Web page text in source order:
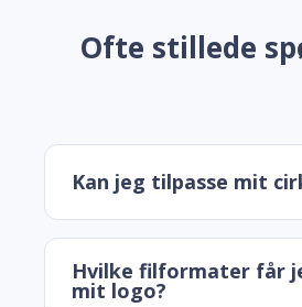
Ofte stillede
Kan jeg tilpasse mit
Hvilke filformater får
mit logo?